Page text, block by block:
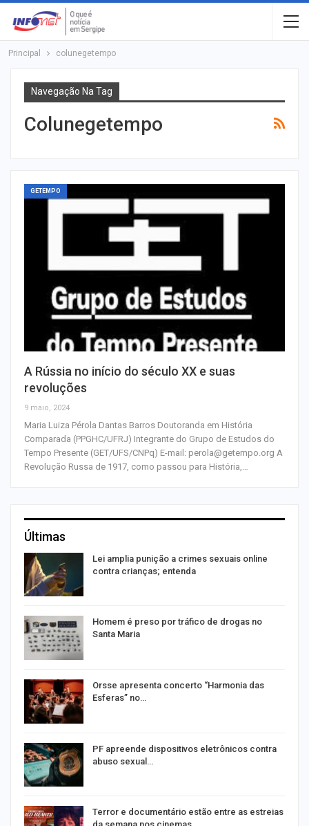
Principal colunegetempo
Navegação Na Tag
Colunegetempo
GETEMPO
A Rússia no início do século XX e suas
revoluções
9 maio, 2024
Maria Luiza Pérola Dantas Barros Doutoranda em História
Comparada (PPGHC/UFRJ) Integrante do Grupo de Estudos do
Tempo Presente (GET/UFS/CNPq) E-mail: perola@getempo.org A
Revolução Russa de 1917, como passou para História,…
Últimas
Lei amplia punição a crimes sexuais online
contra crianças; entenda
Homem é preso por tráfico de drogas no
Santa Maria
Orsse apresenta concerto “Harmonia das
Esferas” no…
PF apreende dispositivos eletrônicos contra
abuso sexual…
Terror e documentário estão entre as estreias